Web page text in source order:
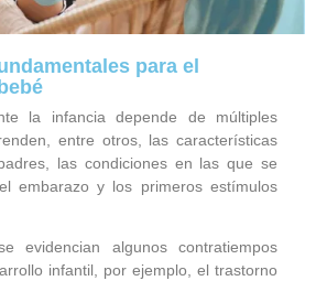
para el
la infancia depende de múltiples
entre otros, las características
las condiciones en las que se
embarazo y los primeros estímulos
evidencian algunos contratiempos
infantil, por ejemplo, el trastorno